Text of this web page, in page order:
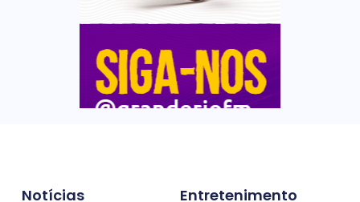
Notícias Entretenimento